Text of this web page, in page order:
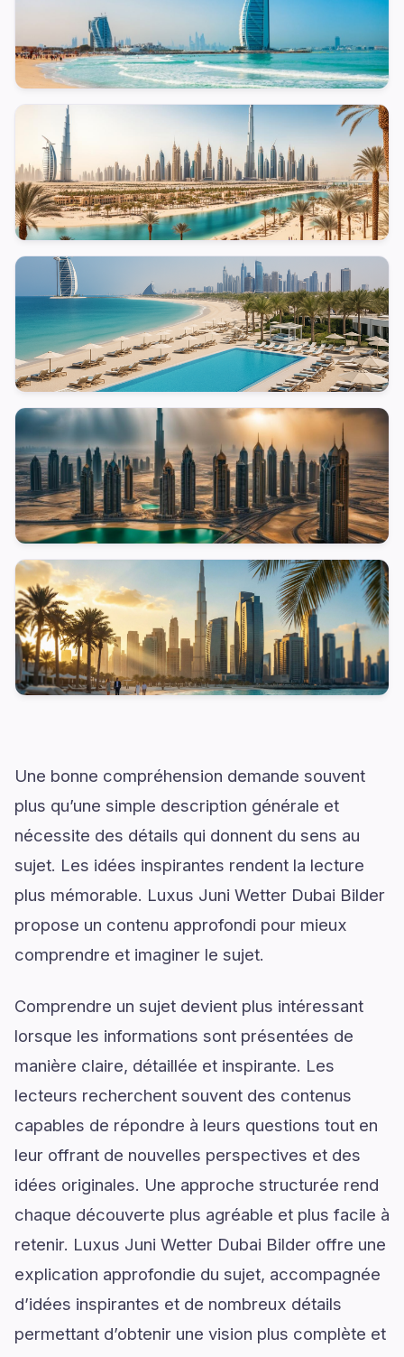
Une bonne compréhension demande souvent
plus qu’une simple description générale et
nécessite des détails qui donnent du sens au
sujet. Les idées inspirantes rendent la lecture
plus mémorable. Luxus Juni Wetter Dubai Bilder
propose un contenu approfondi pour mieux
comprendre et imaginer le sujet.
Comprendre un sujet devient plus intéressant
lorsque les informations sont présentées de
manière claire, détaillée et inspirante. Les
lecteurs recherchent souvent des contenus
capables de répondre à leurs questions tout en
leur offrant de nouvelles perspectives et des
idées originales. Une approche structurée rend
chaque découverte plus agréable et plus facile à
retenir. Luxus Juni Wetter Dubai Bilder offre une
explication approfondie du sujet, accompagnée
d’idées inspirantes et de nombreux détails
permettant d’obtenir une vision plus complète et